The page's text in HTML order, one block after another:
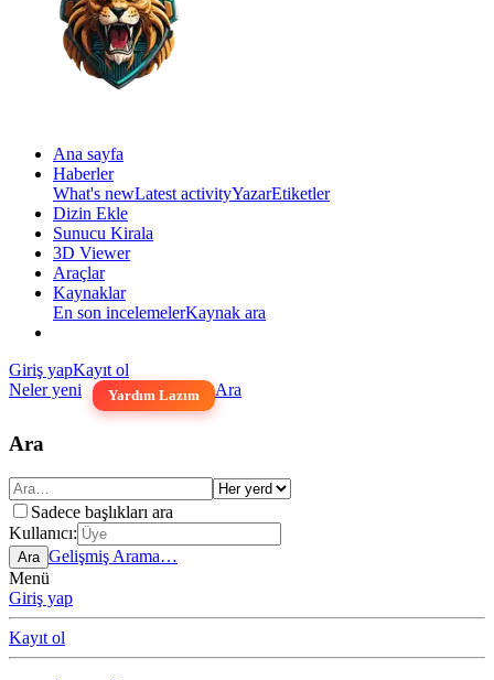
Ana sayfa
Haberler
What's newLatest activityYazarEtiketler
Dizin Ekle
Sunucu Kirala
3D Viewer
Araçlar
Kaynaklar
En son incelemelerKaynak ara
Giriş yapKayıt ol
Neler yeni
Yardım Lazım Ara
Ara
Sadece başlıkları ara
Kullanıcı:
Ara Gelişmiş Arama…
Menü
Giriş yap
Kayıt ol